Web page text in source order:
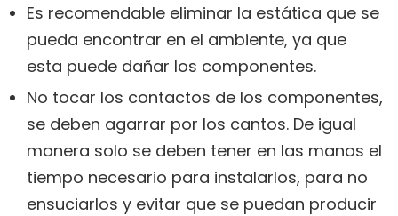
Es recomendable eliminar la estática que se
pueda encontrar en el ambiente, ya que
esta puede dañar los componentes.
No tocar los contactos de los componentes,
se deben agarrar por los cantos. De igual
manera solo se deben tener en las manos el
tiempo necesario para instalarlos, para no
ensuciarlos y evitar que se puedan producir